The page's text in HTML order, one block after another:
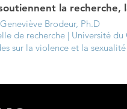
la recherche,
Brodeur, Ph.D
de recherche | Université
sur la violence et la